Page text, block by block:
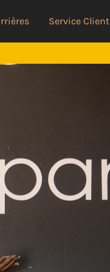
Service Client